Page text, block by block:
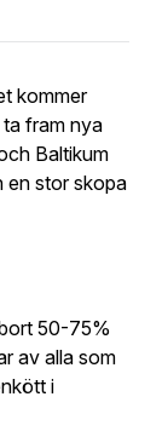
kommer
fram nya
Baltikum
en stor skopa
50-75%
av alla som
i